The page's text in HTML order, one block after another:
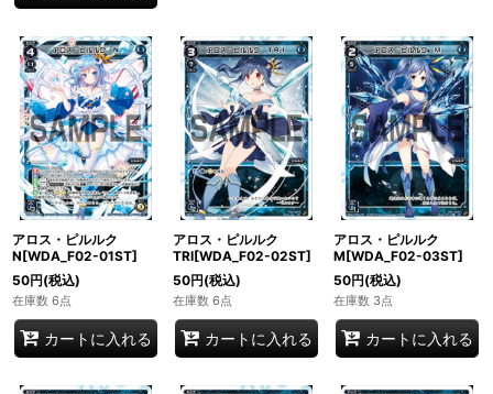
アロス・ピルルク
N[WDA_F02-01ST]
50円(税込)
在庫数 6点
カートに入れる
アロス・ピルルク
TRI[WDA_F02-02ST]
50円(税込)
在庫数 6点
カートに入れる
アロス・ピルルク
M[WDA_F02-03ST]
50円(税込)
在庫数 3点
カートに入れる